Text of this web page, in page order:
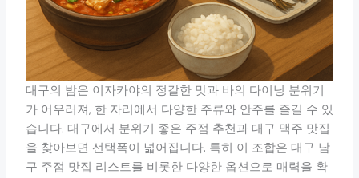
대구의 밤은 이자카야의 정갈한 맛과 바의 다이닝 분위기
가 어우러져, 한 자리에서 다양한 주류와 안주를 즐길 수 있
습니다. 대구에서 분위기 좋은 주점 추천과 대구 맥주 맛집
을 찾아보면 선택폭이 넓어집니다. 특히 이 조합은 대구 남
구 주점 맛집 리스트를 비롯한 다양한 옵션으로 매력을 확